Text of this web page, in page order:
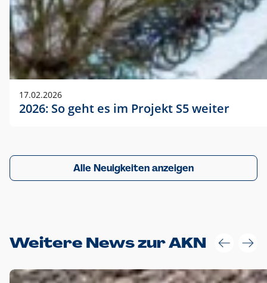
17.02.2026
2026: So geht es im Projekt S5 weiter
Alle Neuigkeiten anzeigen
Weitere News zur AKN